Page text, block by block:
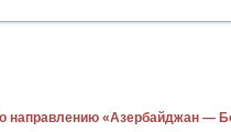
направлению «Азербайджан —